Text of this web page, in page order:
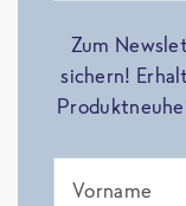
Zum
sichern!
Vorname